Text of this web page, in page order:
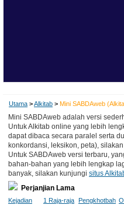
Utama >Alkitab > Mini SABDAweb
Mini SABDAweb adalah versi
Untuk Alkitab online yang lebih
dapat dibaca secara paralel serta
konkordansi, leksikon, peta),
Untuk SABDAweb versi terbaru,
bahan-bahan yang lebih lengkap
banyak, silakan kunjungi situs
Perjanjian Lama
Kejadian
1 Raja-raja Pengkhotbah